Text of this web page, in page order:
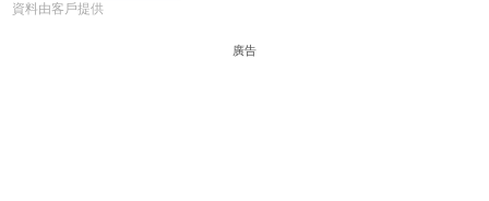
資料由客戶提供
廣告